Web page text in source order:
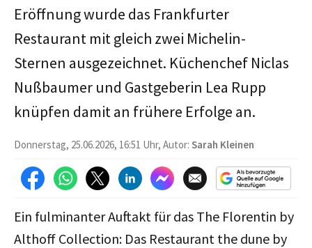
Eröffnung wurde das Frankfurter
Restaurant mit gleich zwei Michelin-
Sternen ausgezeichnet. Küchenchef Niclas
Nußbaumer und Gastgeberin Lea Rupp
knüpfen damit an frühere Erfolge an.
Donnerstag, 25.06.2026, 16:51 Uhr, Autor: Sarah Kleinen
Ein fulminanter Auftakt für das The Florentin by
Althoff Collection: Das Restaurant the dune by